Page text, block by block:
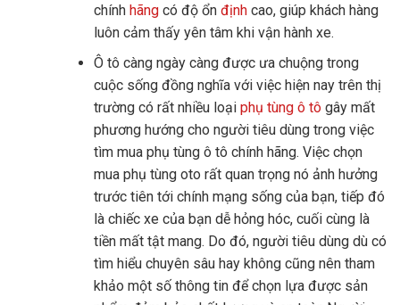
chính hãngcó độ ổnđịnhcao, giúp khách hàng
luôn cảm thấy yên tâm khi vận hành xe.
Ô tô càng ngày càng được ưa chuộng trong
cuộc sống đồng nghĩa với việc hiện nay trên thị
trường có rất nhiều loại phụ tùng ô tô gây mất
phương hướng cho người tiêu dùng trong việc
tìm mua phụ tùng ô tô chính hãng. Việc chọn
mua phụ tùng oto rất quan trọng nó ảnh hưởng
trước tiên tới chính mạng sống của bạn, tiếp đó
là chiếc xe của bạn dễ hỏng hóc, cuối cùng là
tiền mất tật mang. Do đó, người tiêu dùng dù có
tìm hiểu chuyên sâu hay không cũng nên tham
khảo một số thông tin để chọn lựa được sản